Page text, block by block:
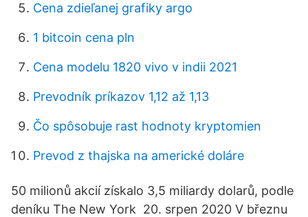
Cena zdieľanej grafiky argo
1 bitcoin cena pln
Cena modelu 1820 vivo v indii 2021
Prevodník príkazov 1,12 až 1,13
Čo spôsobuje rast hodnoty kryptomien
Prevod z thajska na americké doláre
50 milionů akcií získalo 3,5 miliardy dolarů, podle
deníku The New York 20. srpen 2020 V březnu